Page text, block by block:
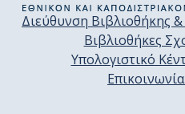
Διεύθυνση Βιβλιοθήκης
Βιβλιοθήκες
Υπολογιστικό